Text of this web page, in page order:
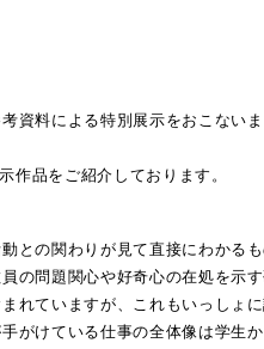
資料による特別展示をおこないま
作品をご紹介しております。
との関わりが見て直接にわかる
の問題関心や好奇心の在処を示
れていますが、これもいっしょ
がけている仕事の全体像は学生か